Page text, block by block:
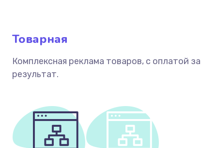
Товарная
Комплексная реклама товаров, с оплатой за
результат.